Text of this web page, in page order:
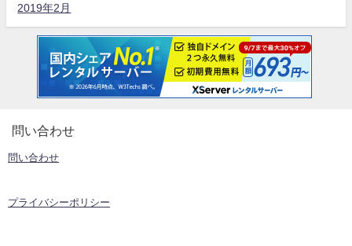
2019年2月
問い合わせ
問い合わせ
プライバシーポリシー